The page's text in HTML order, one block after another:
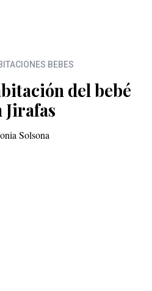
BEBES
del bebé
Jirafas
Solsona